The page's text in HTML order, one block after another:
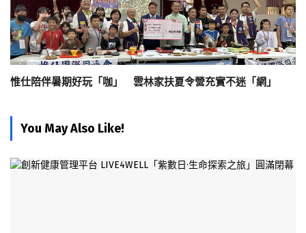
惟仕陪伴暑期好玩「咖」 雲林家扶夏令營充實不迷「網」
You May Also Like!